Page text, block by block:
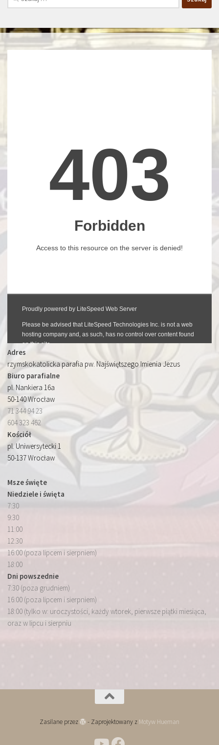
Adres
rzymskokatolicka parafia pw. Najświętszego Imienia Jezus
Biuro parafialne
pl. Nankiera 16a
50-140 Wrocław
71 344 94 23
604 323 462
Kościół
pl. Uniwersytecki 1
50-137 Wrocław
Msze święte
Niedziele i święta
7:30
9:30
11:00
12:30
16:00 (poza lipcem i sierpniem)
18:00
Dni powszednie
7:30 (poza grudniem)
16:00 (poza lipcem i sierpniem)
18:00 (tylko w: uroczystości, każdy wtorek, pierwsze piątki miesiąca,
oraz w lipcu i sierpniu
Zasilane przez - Zaprojektowany z Motyw Hueman